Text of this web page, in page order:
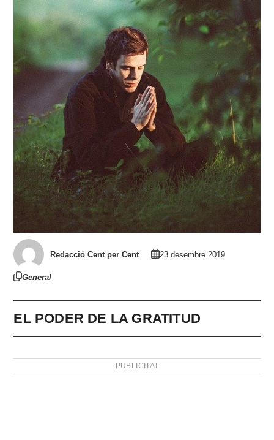
Redacció Cent per Cent 23 desembre 2019
General
EL PODER DE LA GRATITUD
PUBLICITAT